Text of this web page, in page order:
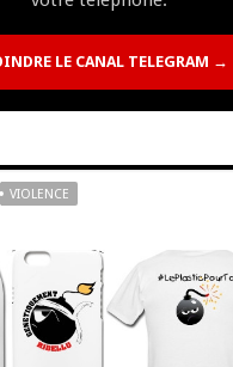
k
LE CANAL TELEGRAM →
VIOLENCE